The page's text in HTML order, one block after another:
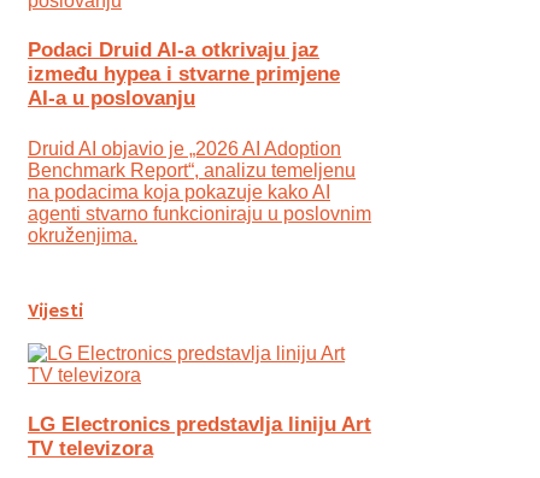
Podaci Druid AI-a otkrivaju jaz
između hypea i stvarne primjene
AI-a u poslovanju
Druid AI objavio je „2026 AI Adoption
Benchmark Report“, analizu temeljenu
na podacima koja pokazuje kako AI
agenti stvarno funkcioniraju u poslovnim
okruženjima.
Vijesti
LG Electronics predstavlja liniju Art
TV televizora